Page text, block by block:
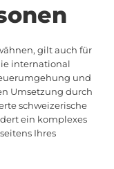
gilt auch für
international
und
Umsetzung durch
schweizerische
ein komplexes
Ihres